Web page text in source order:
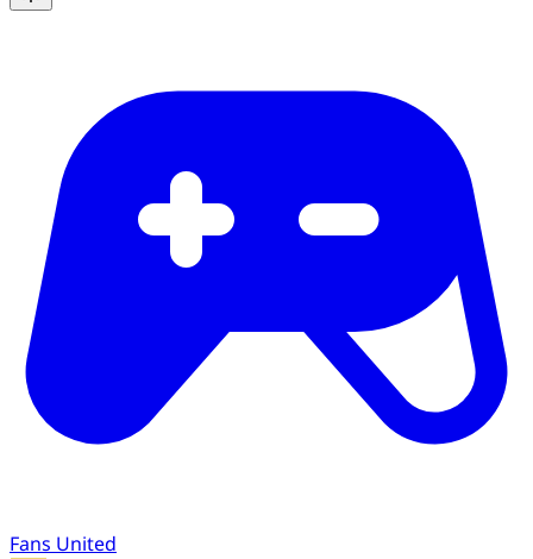
Fans United